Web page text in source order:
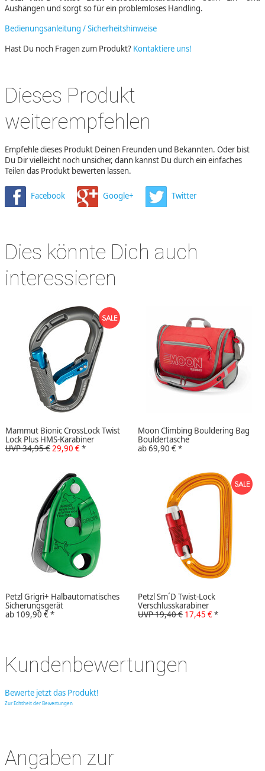
Aushängen und sorgt so für ein problemloses Handling.
Bedienungsanleitung / Sicherheitshinweise
Hast Du noch Fragen zum Produkt? Kontaktiere uns!
Dieses Produkt
weiterempfehlen
Empfehle dieses Produkt Deinen Freunden und Bekannten. Oder bist
Du Dir vielleicht noch unsicher, dann kannst Du durch ein einfaches
Teilen das Produkt bewerten lassen.
Facebook Google+ Twitter
Dies könnte Dich auch
interessieren
Mammut Bionic CrossLock Twist
Lock Plus HMS-Karabiner
UVP 34,95 €29,90 €*
Moon Climbing Bouldering Bag
Bouldertasche
ab69,90 €*
Petzl Grigri+ Halbautomatisches
Sicherungsgerät
ab 109,90 €*
Petzl Sm´D Twist-Lock
Verschlusskarabiner
UVP 19,40 € 17,45 €*
Kundenbewertungen
Bewerte jetzt das Produkt!
Zur Echtheit der Bewertungen
Angaben zur